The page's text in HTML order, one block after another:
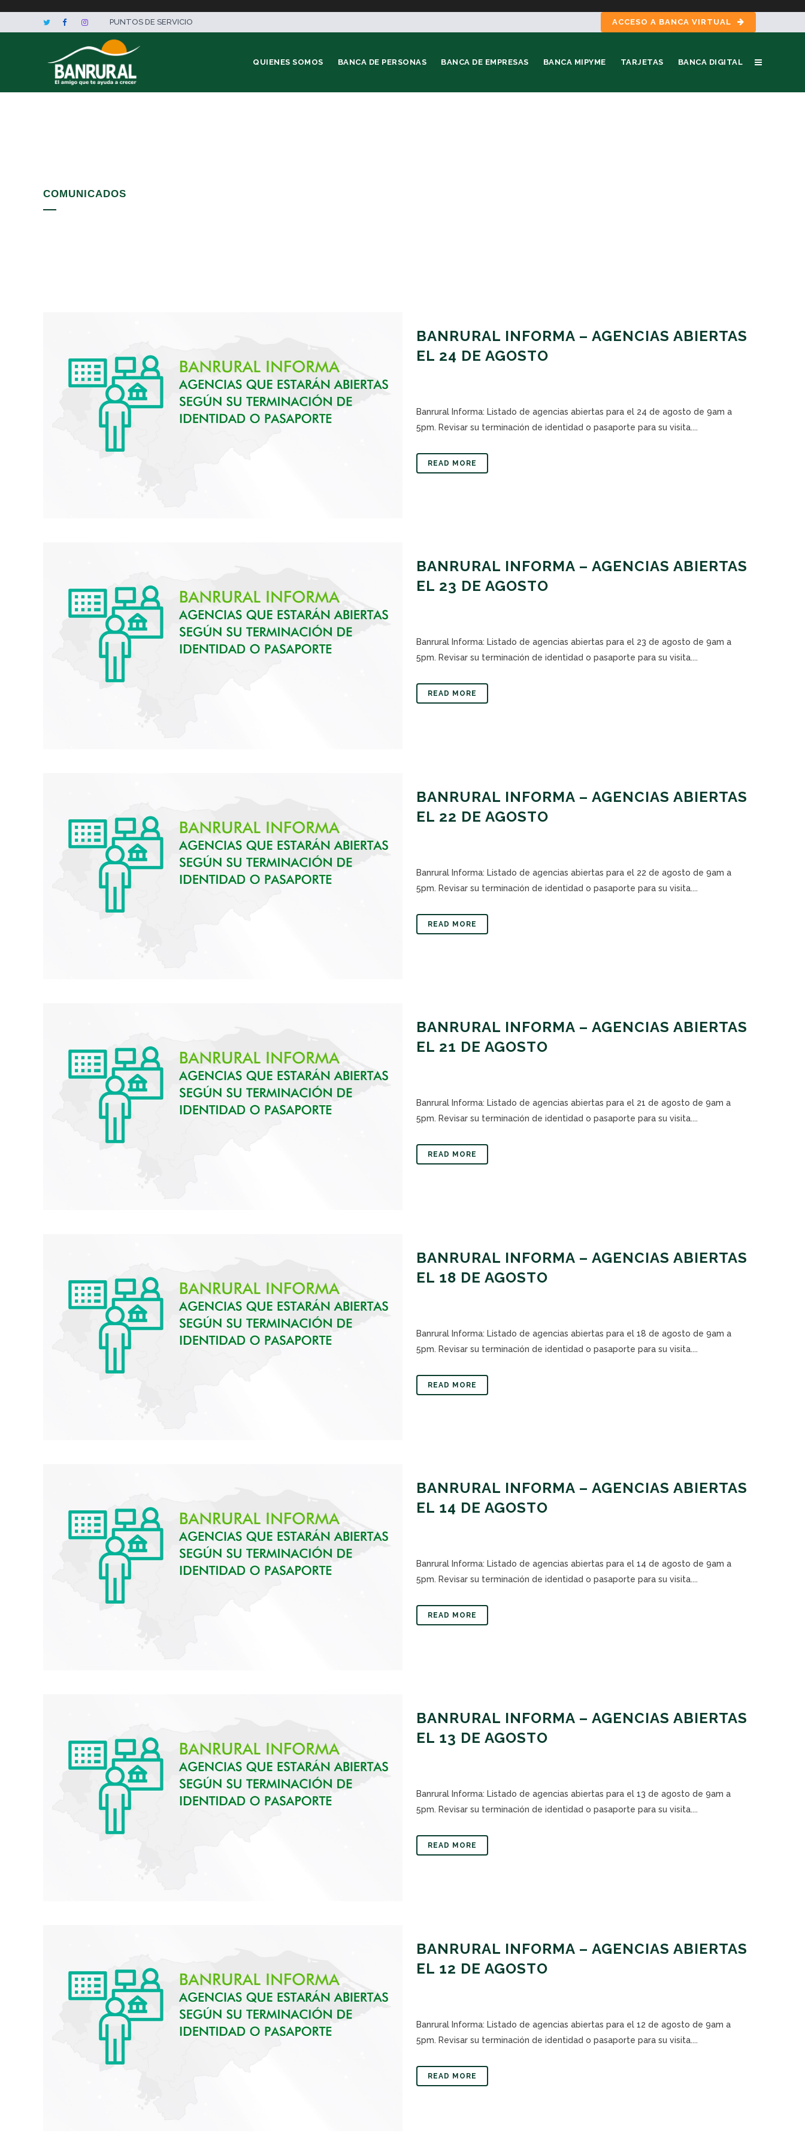
PUNTOS DE SERVICIO ACCESO A BANCA VIRTUAL
QUIENES SOMOS BANCA DE PERSONAS BANCA DE EMPRESAS BANCA MIPYME TARJETAS BANCA DIGITAL
COMUNICADOS
BANRURAL INFORMA – AGENCIAS ABIERTAS
EL 24 DE AGOSTO
Banrural Informa: Listado de agencias abiertas para el 24 de agosto de 9am a
5pm. Revisar su terminación de identidad o pasaporte para su visita....
READ MORE
BANRURAL INFORMA – AGENCIAS ABIERTAS
EL 23 DE AGOSTO
Banrural Informa: Listado de agencias abiertas para el 23 de agosto de 9am a
5pm. Revisar su terminación de identidad o pasaporte para su visita....
READ MORE
BANRURAL INFORMA – AGENCIAS ABIERTAS
EL 22 DE AGOSTO
Banrural Informa: Listado de agencias abiertas para el 22 de agosto de 9am a
5pm. Revisar su terminación de identidad o pasaporte para su visita....
READ MORE
BANRURAL INFORMA – AGENCIAS ABIERTAS
EL 21 DE AGOSTO
Banrural Informa: Listado de agencias abiertas para el 21 de agosto de 9am a
5pm. Revisar su terminación de identidad o pasaporte para su visita....
READ MORE
BANRURAL INFORMA – AGENCIAS ABIERTAS
EL 18 DE AGOSTO
Banrural Informa: Listado de agencias abiertas para el 18 de agosto de 9am a
5pm. Revisar su terminación de identidad o pasaporte para su visita....
READ MORE
BANRURAL INFORMA – AGENCIAS ABIERTAS
EL 14 DE AGOSTO
Banrural Informa: Listado de agencias abiertas para el 14 de agosto de 9am a
5pm. Revisar su terminación de identidad o pasaporte para su visita....
READ MORE
BANRURAL INFORMA – AGENCIAS ABIERTAS
EL 13 DE AGOSTO
Banrural Informa: Listado de agencias abiertas para el 13 de agosto de 9am a
5pm. Revisar su terminación de identidad o pasaporte para su visita....
READ MORE
BANRURAL INFORMA – AGENCIAS ABIERTAS
EL 12 DE AGOSTO
Banrural Informa: Listado de agencias abiertas para el 12 de agosto de 9am a
5pm. Revisar su terminación de identidad o pasaporte para su visita....
READ MORE